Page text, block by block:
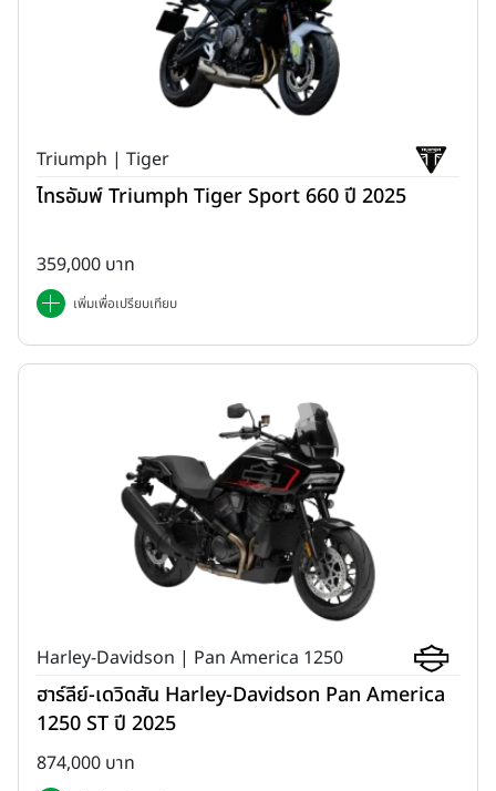
Triumph | Tiger
ไทรอัมพ์ Triumph Tiger Sport 660 ปี 2025
359,000 บาท
เพิ่มเพื่อเปรียบเทียบ
Harley-Davidson | Pan America 1250
ฮาร์ลีย์-เดวิดสัน Harley-Davidson Pan America
1250 ST ปี 2025
874,000 บาท